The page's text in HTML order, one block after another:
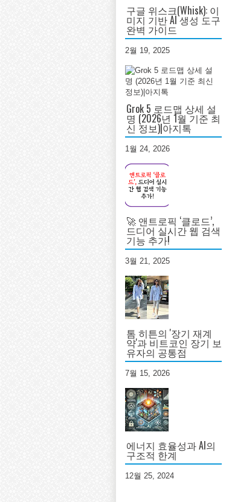
구글 위스크(Whisk): 이
미지 기반 AI 생성 도구
완벽 가이드
2월 19, 2025
Grok 5 로드맵 상세 설
명 (2026년 1월 기준 최
신 정보)|아지톡
1월 24, 2026
🚀 앤트로픽 ‘클로드’,
드디어 실시간 웹 검색
기능 추가!
3월 21, 2025
톰 히튼의 '장기 재계
약'과 비트코인 장기 보
유자의 공통점
7월 15, 2026
에너지 효율성과 AI의
구조적 한계
12월 25, 2024